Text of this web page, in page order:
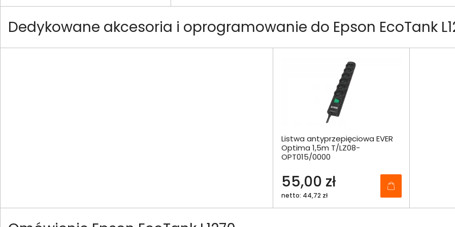
Dedykowane akcesoria i oprogramowanie do Epson EcoTank
Listwa antyprzepięciowa EVER
Optima 1,5m T/LZ08-
OPT015/0000
55,00 zł
netto: 44,72 zł